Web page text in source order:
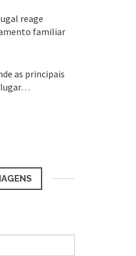
reage
familiar
as principais